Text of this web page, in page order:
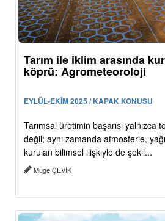
Tarım ile iklim arasında
köprü: Agrometeoroloji
EYLÜL-EKİM 2025 / KAPAK KONUSU
Tarımsal üretimin başarısı yalnızca
değil; aynı zamanda atmosferle,
kurulan bilimsel ilişkiyle de şekil...
Müge ÇEVİK